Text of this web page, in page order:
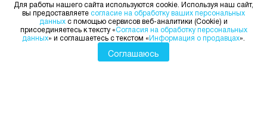
Для физических лиц
shop@korting-dealer.ru
Для юридических лиц
Для работы нашего сайта используются cookie. Используя наш сайт,
вы предоставляете согласие на обработку ваших персональных
данных с помощью сервисов веб-аналитики (Cookie) и
присоединяетесь к тексту «Согласия на обработку персональных
данных» и соглашаетесь с текстом « Информация о продавцах».
Соглашаюсь